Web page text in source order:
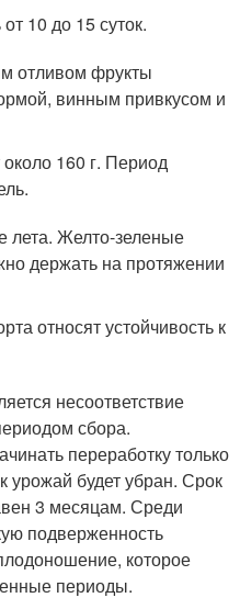
10 до 15 суток.
отливом фрукты
винным привкусом и
160 г. Период
лета. Желто-зеленые
держать на протяжении
относят устойчивость к
несоответствие
сбора.
переработку только
урожай будет убран. Срок
3 месяцам. Среди
подверженность
которое
периоды.